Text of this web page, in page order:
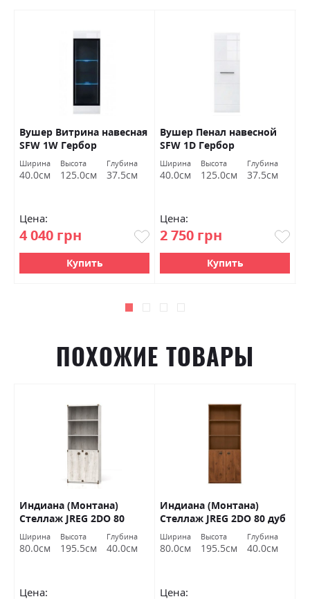
Вушер Витрина навесная
SFW 1W Гербор
Ширина
40.0см
Высота
125.0см
Глубина
37.5см
Цена:
4 040 грн
Купить
Вушер Пенал навесной
SFW 1D Гербор
Ширина
40.0см
Высота
125.0см
Глубина
37.5см
Цена:
2 750 грн
Купить
ПОХОЖИЕ ТОВАРЫ
Индиана (Монтана)
Стеллаж JREG 2DO 80
сосна каньон БРВ
Украина
Ширина
80.0см
Высота
195.5см
Глубина
40.0см
Цена:
Индиана (Монтана)
Стеллаж JREG 2DO 80 дуб
шутер БРВ Украина
Ширина
80.0см
Высота
195.5см
Глубина
40.0см
Цена: